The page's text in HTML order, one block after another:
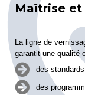
Maîtrise
La ligne de
garantit une qualité
des
des